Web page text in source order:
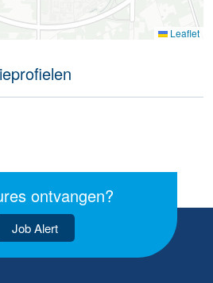
Leaflet
ontvangen?
Job Alert